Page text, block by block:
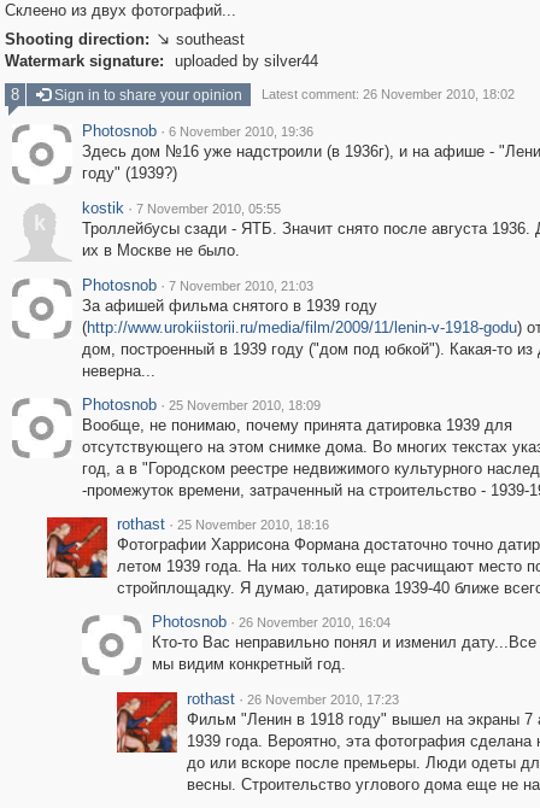
Склеено из двух фотографий...
Shooting direction:  southeast
Watermark signature:
uploaded by silver44
8
Sign in to share your opinion Latest comment: 26 November 2010, 18:02
Photosnob · 6 November 2010, 19:36
Здесь дом №16 уже надстроили (в 1936г), и на афише -
году" (1939?)
k
kostik · 7 November 2010, 05:55
Троллейбусы сзади - ЯТБ. Значит снято после августа 1936.
их в Москве не было.
Photosnob · 7 November 2010, 21:03
За афишей фильма снятого в 1939 году
(http://www.urokiistorii.ru/media/film/2009/11/lenin-v-1918-godu)
дом, построенный в 1939 году ("дом под юбкой"). Какая-то из
неверна...
Photosnob · 25 November 2010, 18:09
Вообще, не понимаю, почему принята датировка 1939 для
отсутствующего на этом снимке дома. Во многих текстах
год, а в "Городском реестре недвижимого культурного
-промежуток времени, затраченный на строительство - 1939-
rothast · 25 November 2010, 18:16
Фотографии Харрисона Формана достаточно точно
летом 1939 года. На них только еще расчищают место
стройплощадку. Я думаю, датировка 1939-40 ближе
Photosnob · 26 November 2010, 16:04
Кто-то Вас неправильно понял и изменил
мы видим конкретный год.
rothast · 26 November 2010, 17:23
Фильм "Ленин в 1918 году" вышел на экраны 7
1939 года. Вероятно, эта фотография сделана
до или вскоре после премьеры. Люди одеты
весны. Строительство углового дома еще не